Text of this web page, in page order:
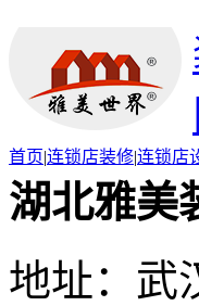
首页|连锁店装修|连锁店
湖北雅美
地址：武